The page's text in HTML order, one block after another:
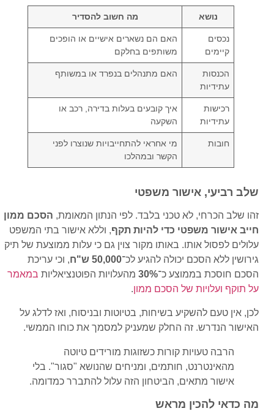
נושא מה חשוב להסדיר
נכסים
קיימים
האם הם נשארים אישיים או הופכים
משותפים בחלקם
הכנסות
עתידיות
האם מתנהלים בנפרד או במשותף
רכישות
עתידיות
איך קובעים בעלות בדירה, רכב או
השקעה
חובות
מי אחראי להתחייבויות שנוצרו לפני
הקשר ובמהלכו
שלב רביעי, אישור משפטי
זהו שלב הכרחי, לא טכני בלבד. לפי הנתון המאומת, הסכם ממון
חייב אישור משפטי כדי להיות תקף, וללא אישור בתי המשפט
עלולים לפסול אותו. באותו מקור צוין גם כי עלות ממוצעת של תיק
גירושין ללא הסכם יכולה להגיע לכ־50,000 ש"ח
, וכי עריכת
הסכם חוסכת בממוצע כ־30% מהעלויות הפוטנציאליות במאמר
על תוקף ועלויות של הסכם ממון.
לכן, אין טעם להשקיע בשיחות, בטיוטות ובניסוח, ואז לדלג על
האישור הנדרש. זה החלק שמעניק למסמך את כוחו הממשי.
הרבה טעויות קורות כשזוגות מורידים טיוטה
מהאינטרנט, חותמים, ומניחים שהנושא "סגור". בלי
אישור מתאים, הביטחון הזה עלול להתברר כמדומה.
מה כדאי להכין מראש